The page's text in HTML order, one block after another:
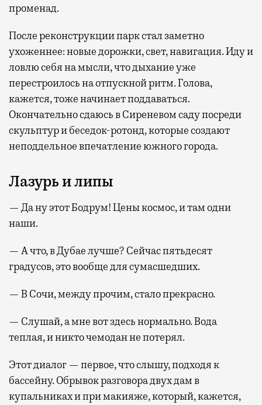
променад.
После реконструкции парк стал заметно
ухоженнее: новые дорожки, свет, навигация. Иду и
ловлю себя на мысли, что дыхание уже
перестроилось на отпускной ритм. Голова,
кажется, тоже начинает поддаваться.
Окончательно сдаюсь в Сиреневом саду посреди
скульптур и беседок-ротонд, которые создают
неподдельное впечатление южного города.
Лазурь и липы
— Да ну этот Бодрум! Цены космос, и там одни
наши.
— А что, в Дубае лучше? Сейчас пятьдесят
градусов, это вообще для сумасшедших.
— В Сочи, между прочим, стало прекрасно.
— Слушай, а мне вот здесь нормально. Вода
теплая, и никто чемодан не потерял.
Этот диалог — первое, что слышу, подходя к
бассейну. Обрывок разговора двух дам в
купальниках и при макияже, который, кажется,